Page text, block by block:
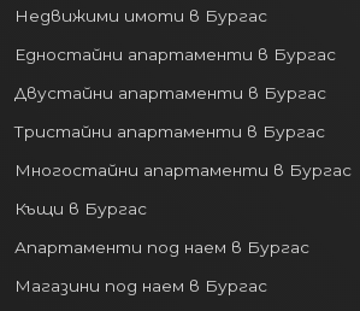
университет, УНСС,
университет и много
Средно образование:
професионални училища.
център за студенти и
което поддържа високо
апартаменти под наем в
Недвижими имоти в Бургас
Едностайни апартаменти в Бургас
Двустайни апартаменти в Бургас
Тристайни апартаменти в Бургас
Многостайни апартаменти в Бургас
Къщи в Бургас
Апартаменти под наем в Бургас
Магазини под наем в Бургас